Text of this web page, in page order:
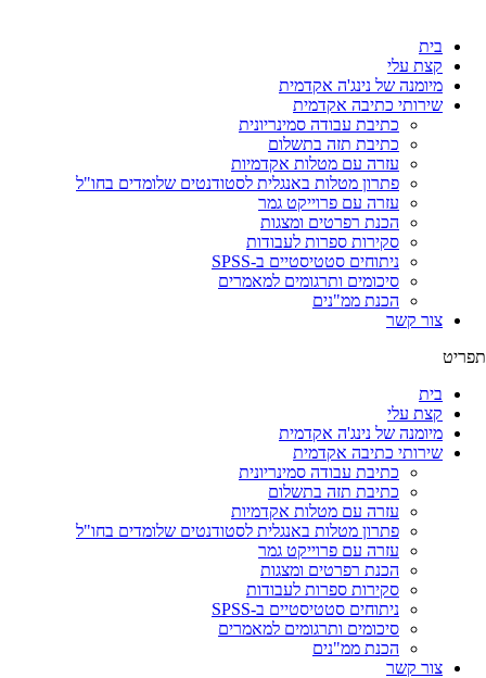
בית
קצת עלי
מיומנה של נינג'ה אקדמית
שירותי כתיבה אקדמית
כתיבת עבודה סמינריונית
כתיבת תזה בתשלום
עזרה עם מטלות אקדמיות
פתרון מטלות באנגלית לסטודנטים שלומדים בחו"ל
עזרה עם פרוייקט גמר
הכנת רפרטים ומצגות
סקירות ספרות לעבודות
ניתוחים סטטיסטיים ב-SPSS
סיכומים ותרגומים למאמרים
הכנת ממ"נים
צור קשר
תפריט
בית
קצת עלי
מיומנה של נינג'ה אקדמית
שירותי כתיבה אקדמית
כתיבת עבודה סמינריונית
כתיבת תזה בתשלום
עזרה עם מטלות אקדמיות
פתרון מטלות באנגלית לסטודנטים שלומדים בחו"ל
עזרה עם פרוייקט גמר
הכנת רפרטים ומצגות
סקירות ספרות לעבודות
ניתוחים סטטיסטיים ב-SPSS
סיכומים ותרגומים למאמרים
הכנת ממ"נים
צור קשר